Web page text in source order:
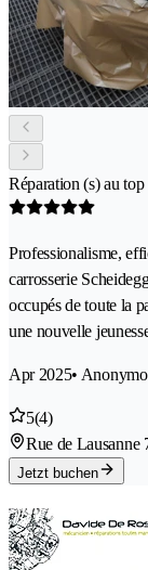
Réparation (s) au top
Professionalisme,
carrosserie
occupés de toute la
une nouvelle
Apr 2025•
5(4)
Rue de Lausanne
Jetzt buchen